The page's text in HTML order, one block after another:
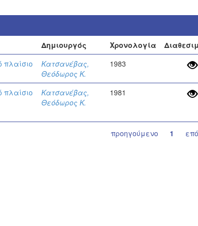
Δημιουργός Χρονολογία
πλαίσιο
Κατσανέβας,
Θεόδωρος Κ.
1983
πλαίσιο
Κατσανέβας,
Θεόδωρος Κ.
1981
προηγούμενο 1